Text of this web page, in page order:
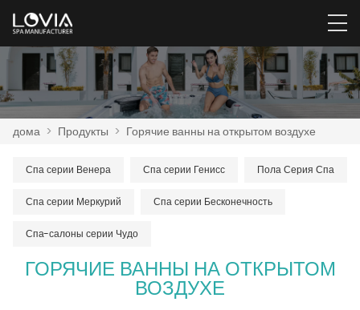
дома > Продукты > Горячие ванны на открытом воздухе
Спа серии Венера Спа серии Генисс Пола Серия Спа
Спа серии Меркурий Спа серии Бесконечность
Спа-салоны серии Чудо
ГОРЯЧИЕ ВАННЫ НА ОТКРЫТОМ
ВОЗДУХЕ